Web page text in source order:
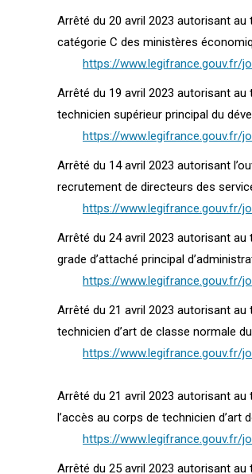
Arrêté du 20 avril 2023 autorisant au
catégorie C des ministères
https://www.legifrance.gouv.fr/
Arrêté du 19 avril 2023 autorisant au
technicien supérieur principal du
https://www.legifrance.gouv.fr/
Arrêté du 14 avril 2023 autorisant
recrutement de directeurs des
https://www.legifrance.gouv.fr/
Arrêté du 24 avril 2023 autorisant au
grade d’attaché principal
https://www.legifrance.gouv.fr/
Arrêté du 21 avril 2023 autorisant au
technicien d’art de classe normale
https://www.legifrance.gouv.fr/
Arrêté du 21 avril 2023 autorisant au
l’accès au corps de technicien
https://www.legifrance.gouv.fr/
Arrêté du 25 avril 2023 autorisant au